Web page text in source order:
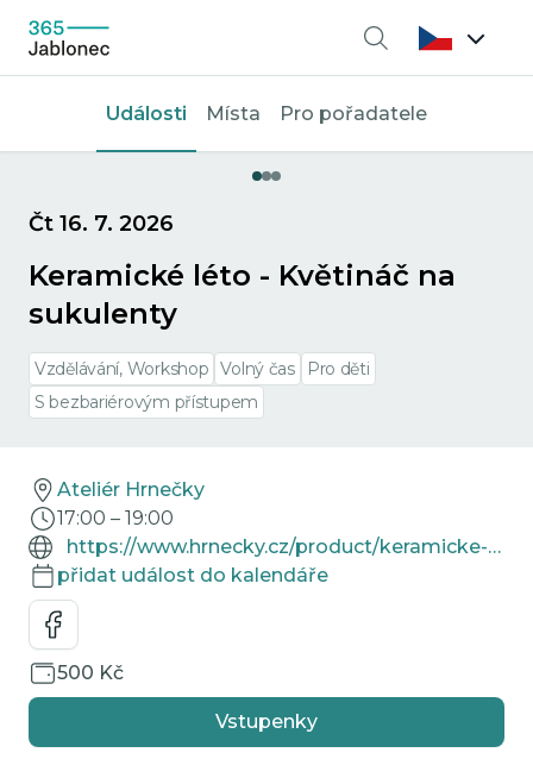
Vyhledávání
Události Místa Pro pořadatele
Čt 16. 7. 2026
Keramické léto - Květináč na
sukulenty
Vzdělávání, Workshop Volný čas
Pro děti
S bezbariérovým přístupem
Ateliér Hrnečky
17:00 – 19:00
https://www.hrnecky.cz/product/keramicke-leto-kvetinac-na-sukulenty-16-7-2026/259482/
přidat událost do kalendáře
500 Kč
Vstupenky